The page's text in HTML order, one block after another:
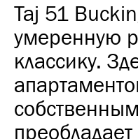
Taj 51
умеренную
классику.